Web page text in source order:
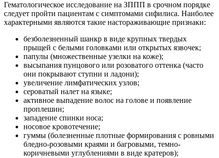
Гематологическое исследование на ЗППП в срочном порядке
следует пройти пациентам с симптомами сифилиса. Наиболее
характерными являются такие настораживающие признаки:
безболезненный шанкр в виде крупных твердых
прыщей с белыми головками или открытых язвочек;
папулы (множественные узелки на коже);
высыпания пунцового или розоватого оттенка (часто
они покрывают ступни и ладони);
увеличение лимфатических узлов;
сероватый налет на языке;
активное выпадение волос на голове и появление
проплешин;
западение спинки носа;
носовое кровотечение;
гуммы (болезненные плотные формирования с ровными
бледно-розовыми краями и багровыми, темно-
коричневыми углублениями в виде кратеров);